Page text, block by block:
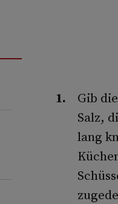
Gib
Salz,
lang